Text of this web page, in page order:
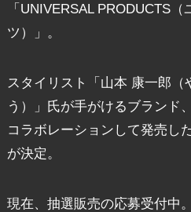
「UNIVERSAL PRODUCTS
ツ）」。
スタイリスト「山本 康一郎（
う）」氏が手がけるブランド
コラボレーションして発売し
が決定。
現在、抽選販売の応募受付中。